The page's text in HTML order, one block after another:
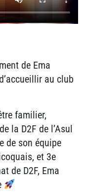
de Ema
au club
familier,
la D2F de l’Asul
de son équipe
et 3e
de D2F, Ema